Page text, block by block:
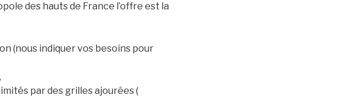
des hauts de France l’offre est la
(nous indiquer vos besoins pour
par des grilles ajourées (